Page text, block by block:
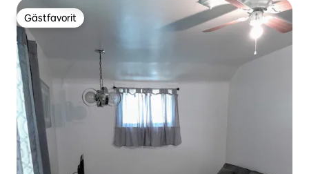
Gästfavorit
Gästfavorit